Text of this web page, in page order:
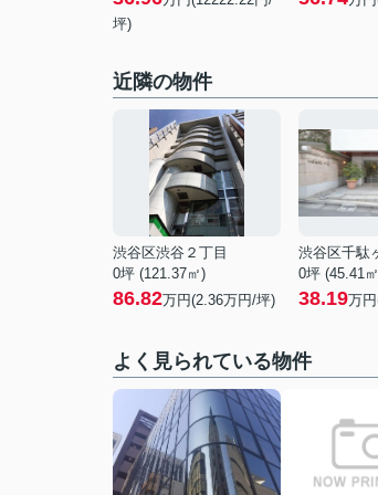
坪)
近隣の物件
渋谷区渋谷２丁目
0坪 (121.37㎡)
86.82万円(2.36万円/坪)
渋谷区千駄
0坪 (45.41
38.19万
よく見られている物件